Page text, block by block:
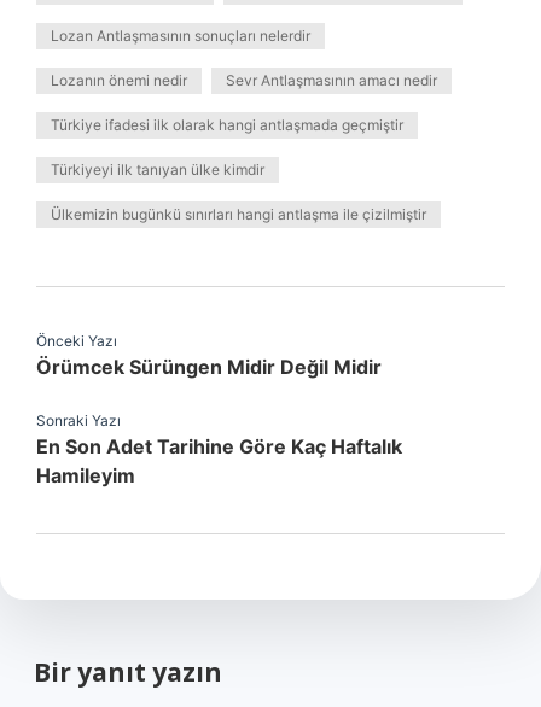
Lozan Antlaşmasının sonuçları nelerdir
Lozanın önemi nedir Sevr Antlaşmasının amacı nedir
Türkiye ifadesi ilk olarak hangi antlaşmada geçmiştir
Türkiyeyi ilk tanıyan ülke kimdir
Ülkemizin bugünkü sınırları hangi antlaşma ile çizilmiştir
Önceki Yazı
Örümcek Sürüngen Midir Değil Midir
Sonraki Yazı
En Son Adet Tarihine Göre Kaç Haftalık
Hamileyim
Bir yanıt yazın